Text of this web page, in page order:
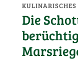
KULINARISCHES
Die